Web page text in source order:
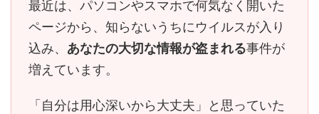
最近は、パソコンやスマホで何気なく開いた
ページから、知らないうちにウイルスが入り
込み、 あなたの大切な情報が盗まれる事件が
増えています。
「自分は用心深いから大丈夫」と思っていた